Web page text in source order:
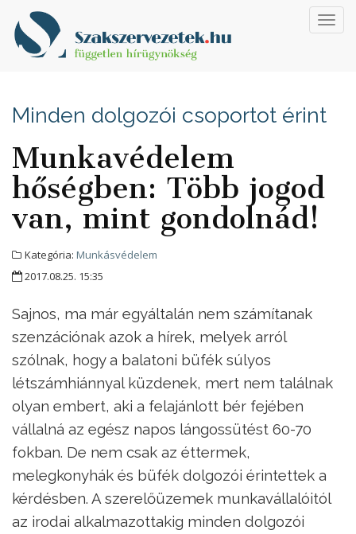
Minden dolgozói csoportot érint
Munkavédelem
hőségben: Több jogod
van, mint gondolnád!
Kategória: Munkásvédelem
2017.08.25. 15:35
Sajnos, ma már egyáltalán nem számítanak
szenzációnak azok a hírek, melyek arról
szólnak, hogy a balatoni büfék súlyos
létszámhiánnyal küzdenek, mert nem találnak
olyan embert, aki a felajánlott bér fejében
vállalná az egész napos lángossütést 60-70
fokban. De nem csak az éttermek,
melegkonyhák és büfék dolgozói érintettek a
kérdésben. A szerelőüzemek munkavállalóitól
az irodai alkalmazottakig minden dolgozói